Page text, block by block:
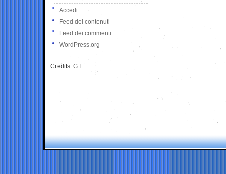
Accedi
Feed dei contenuti
Feed dei commenti
WordPress.org
Credits: G.I